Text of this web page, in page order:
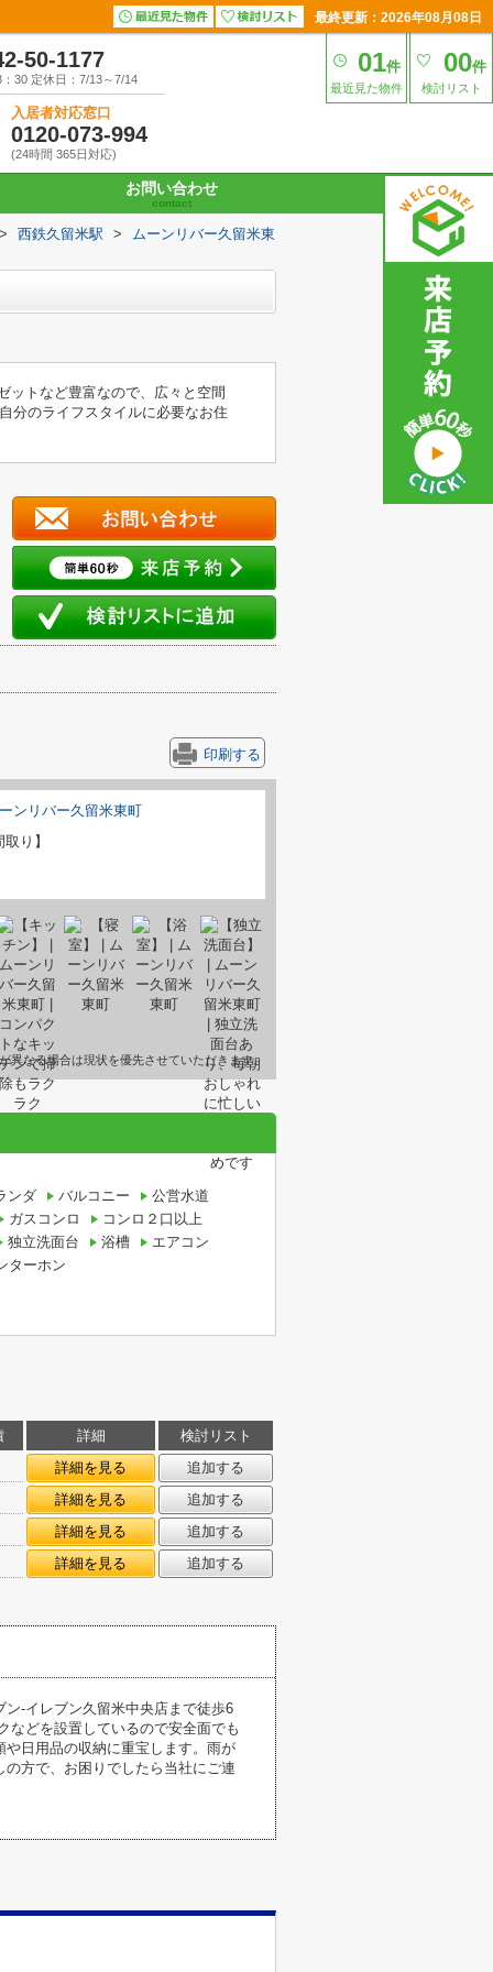
最終更新：2026年08月08日
50-1177
30 定休日：7/13～7/14
入居者対応窓口
0120-073-994
(24時間 365日対応)
01件
最近見た物件
00件
検討リスト
お問い合わせ
contact
> 西鉄久留米駅 > ムーンリバー久留米東
ットなど豊富なので、広々と空間
分のライフスタイルに必要なお住
印刷する
り】
異なる場合は現状を優先させていただきます。
ンダ バルコニー
公営水道
ガスコンロ
コンロ２口以上
独立洗面台
浴槽
エアコン
ターホン
詳細
検討リスト
詳細を見る
追加する
詳細を見る
追加する
詳細を見る
追加する
詳細を見る
追加する
-イレブン久留米中央店まで徒歩6
などを設置しているので安全面でも
日用品の収納に重宝します。雨が
方で、お困りでしたら当社にご連